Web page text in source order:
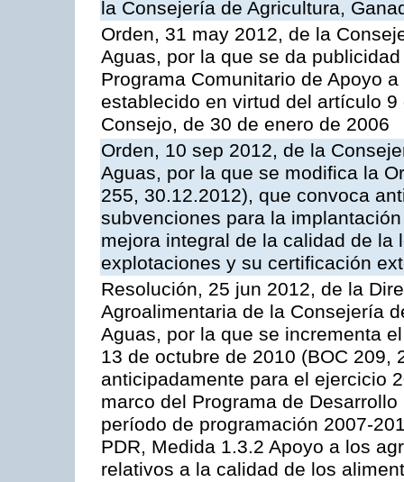
la Consejería de Agricultura,
Orden, 31 may 2012, de la
Aguas, por la que se da
Programa Comunitario de Apoyo
establecido en virtud del artículo
Consejo, de 30 de enero de 2006
Orden, 10 sep 2012, de la
Aguas, por la que se modifica la
255, 30.12.2012), que convoca
subvenciones para la
mejora integral de la calidad de
explotaciones y su certificación
Resolución, 25 jun 2012, de la
Agroalimentaria de la Consejería
Aguas, por la que se incrementa
13 de octubre de 2010 (BOC 209,
anticipadamente para el ejercicio
marco del Programa de
período de programación 2007-
PDR, Medida 1.3.2 Apoyo a los
relativos a la calidad de los